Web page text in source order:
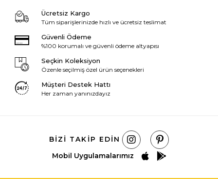
Ücretsiz Kargo
Tüm siparişlerinizde hızlı ve ücretsiz teslimat
Güvenli Ödeme
%100 korumalı ve güvenli ödeme altyapısı
Seçkin Koleksiyon
Özenle seçilmiş özel ürün seçenekleri
Müşteri Destek Hattı
Her zaman yanınızdayız
BIZI TAKIP EDIN
Mobil Uygulamalarımız